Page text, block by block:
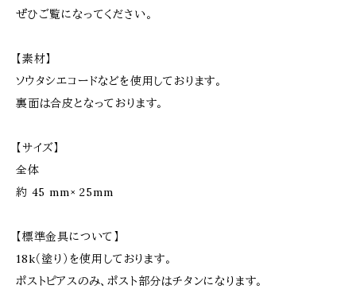
ぜひご覧になってください。
【素材】
ソウタシエコードなどを使用しております。
裏面は合皮となっております。
【サイズ】
全体
約 45 mm× 25mm
【標準金具について】
18k（塗り）を使用しております。
ポストピアスのみ、ポスト部分はチタンになります。